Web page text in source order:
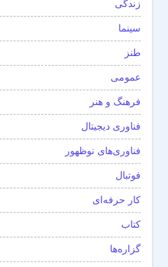
زندگی
سینما
طنز
عمومی
فرهنگ و هنر
فناوری دیجیتال
فناوری‌های نوظهور
فوتبال
کار حرفه‌ای
کتاب
گزاره‌ها